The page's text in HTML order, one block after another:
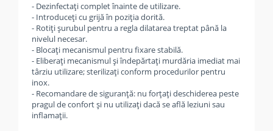
- Dezinfectați complet înainte de utilizare.
- Introduceți cu grijă în poziția dorită.
- Rotiți șurubul pentru a regla dilatarea treptat până la
nivelul necesar.
- Blocați mecanismul pentru fixare stabilă.
- Eliberați mecanismul și îndepărtați murdăria imediat mai
târziu utilizare; sterilizați conform procedurilor pentru
inox.
- Recomandare de siguranță: nu forțați deschiderea peste
pragul de confort și nu utilizați dacă se află leziuni sau
inflamații.